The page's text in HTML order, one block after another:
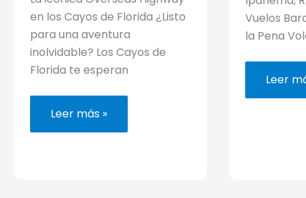
en los Cayos de Florida ¿Listo
para una aventura
inolvidable? Los Cayos de
Florida te esperan
El
del
Leer más »
Vuelos
la Pena
Volar
Brasil
Leer